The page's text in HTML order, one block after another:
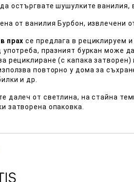
остъргвате шушулките ванилия,
от ванилия Бурбон, извлечени
прах се предлага в рециклируем
употреба, празният буркан може
рециклиране (с капака
повторно у дома за
и др.
далеч от светлина, на стайна
затворена опаковка.